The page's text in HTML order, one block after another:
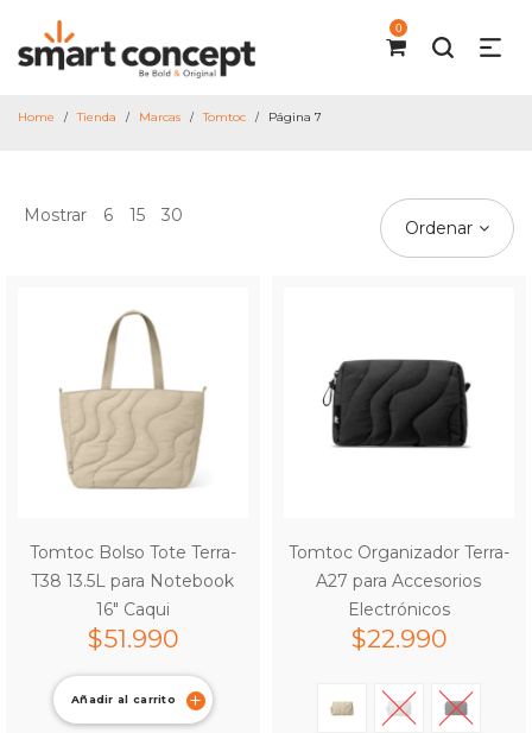
0
Home / Tienda / Marcas / Tomtoc / Página 7
Mostrar 6 15 30
Ordenar
Tomtoc Bolso Tote Terra-
T38 13.5L para Notebook
16″ Caqui
$51.990
Añadir al carrito
Tomtoc Organizador Terra-
A27 para Accesorios
Electrónicos
$22.990